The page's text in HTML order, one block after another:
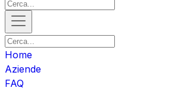
Home
Aziende
FAQ